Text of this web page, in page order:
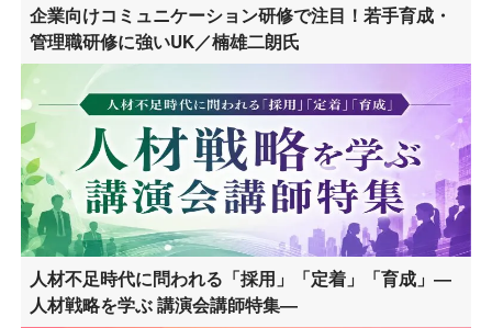
企業向けコミュニケーション研修で注目！若手育成・
管理職研修に強いUK／楠雄二朗氏
人材不足時代に問われる「採用」「定着」「育成」―
人材戦略を学ぶ 講演会講師特集―